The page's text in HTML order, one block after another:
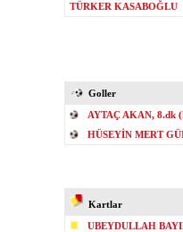
TÜRKER KASABOĞLU
Goller
AYTAÇ AKAN, 8.dk
HÜSEYİN MERT
Kartlar
UBEYDULLAH